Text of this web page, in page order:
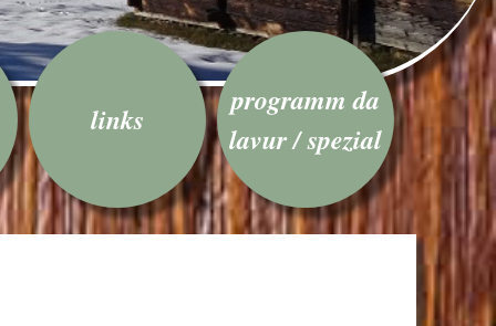
links
programm da
lavur / spezial